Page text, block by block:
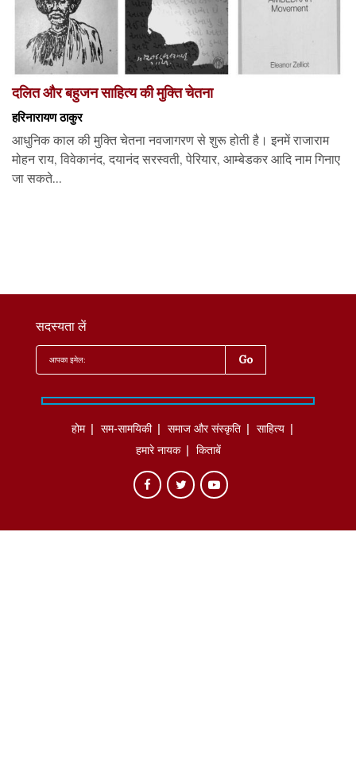
दलित और बहुजन साहित्य की मुक्ति चेतना
हरिनारायण ठाकुर
आधुनिक काल की मुक्ति चेतना नवजागरण से शुरू होती है। इनमें राजाराम
मोहन राय, विवेकानंद, दयानंद सरस्वती, पेरियार, आम्बेडकर आदि नाम गिनाए
जा सकते...
सदस्यता लें
होम सम-सामयिकी समाज और संस्कृति
साहित्‍य
हमारे नायक
किताबें